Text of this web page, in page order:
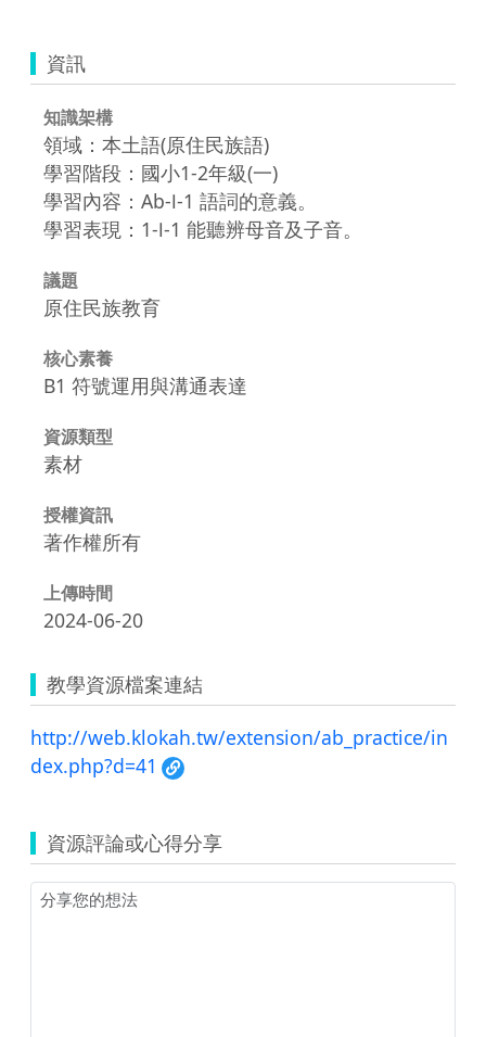
資訊
知識架構
領域：本土語(原住民族語)
學習階段：國小1-2年級(一)
學習內容：Ab-Ⅰ-1 語詞的意義。
學習表現：1-Ⅰ-1 能聽辨母音及子音。
議題
原住民族教育
核心素養
B1 符號運用與溝通表達
資源類型
素材
授權資訊
著作權所有
上傳時間
2024-06-20
教學資源檔案連結
http://web.klokah.tw/extension/ab_practice/in
dex.php?d=41
資源評論或心得分享